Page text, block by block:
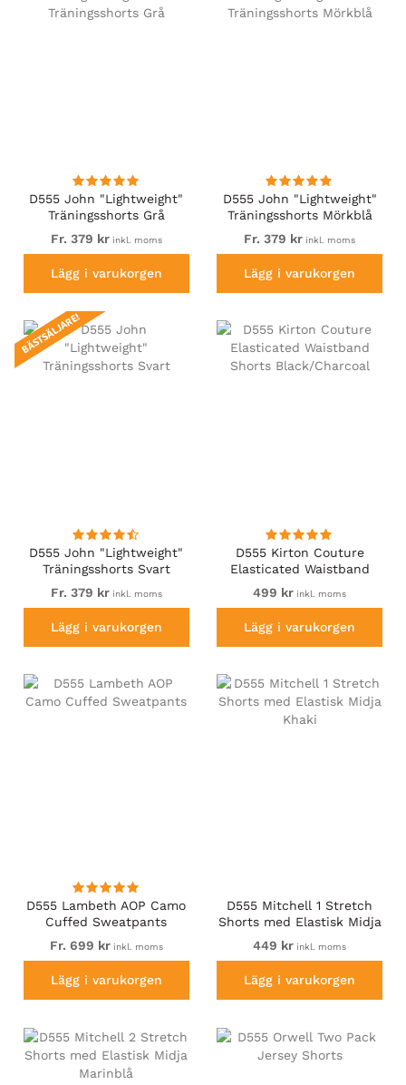
D555 John "Lightweight"
Träningsshorts Grå
Fr. 379 krinkl. moms
Lägg i varukorgen
D555 John "Lightweight"
Träningsshorts Mörkblå
Fr. 379 kr inkl. moms
Lägg i varukorgen
D555 John "Lightweight"
Träningsshorts Svart
BÄSTSÄLJARE!
Fr. 379 krinkl. moms
Lägg i varukorgen
D555 Kirton Couture
Elasticated Waistband
Shorts Black/Charcoal
499 kr inkl. moms
Lägg i varukorgen
D555 Lambeth AOP Camo
Cuffed Sweatpants
Fr. 699 krinkl. moms
Lägg i varukorgen
D555 Mitchell 1 Stretch
Shorts med Elastisk Midja
Khaki
449 kr inkl. moms
Lägg i varukorgen